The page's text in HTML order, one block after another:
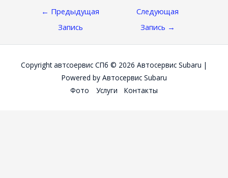
Навигация
Записям
← Предыдущая
Запись
Следующая
Запись →
Copyright автсоервис СПб © 2026 Автосервис Subaru |
Powered by Автосервис Subaru
Фото
Услуги Контакты